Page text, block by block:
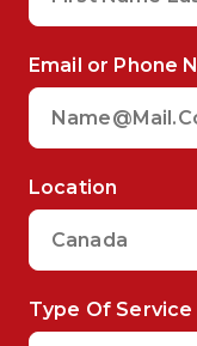
Email or Phone
Location
Type Of Service